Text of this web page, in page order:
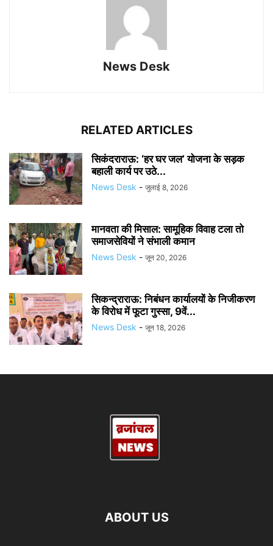
News Desk
RELATED ARTICLES
सिकंदराराऊ: ‘हर घर जल’ योजना के सड़क
बहाली कार्य पर उठे...
News Desk - जुलाई 8, 2026
मानवता की मिसाल: सामूहिक विवाह टला तो
समाजसेवियों ने संभाली कमान
News Desk - जून 20, 2026
सिकन्द्राराऊ: निबंधन कार्यालयों के निजीकरण
के विरोध में फूटा गुस्सा, 9वें...
News Desk - जून 18, 2026
ABOUT US